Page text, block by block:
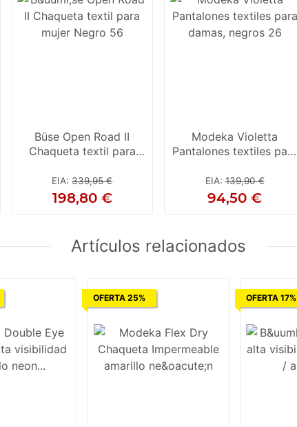
Büse Open Road II
Chaqueta textil para
EIA:339,95 €
198,80 €
Modeka Violetta
Pantalones textiles para
EIA:139,90 €
94,50 €
Artículos relacionados
OFERTA 25% OFERTA 17%